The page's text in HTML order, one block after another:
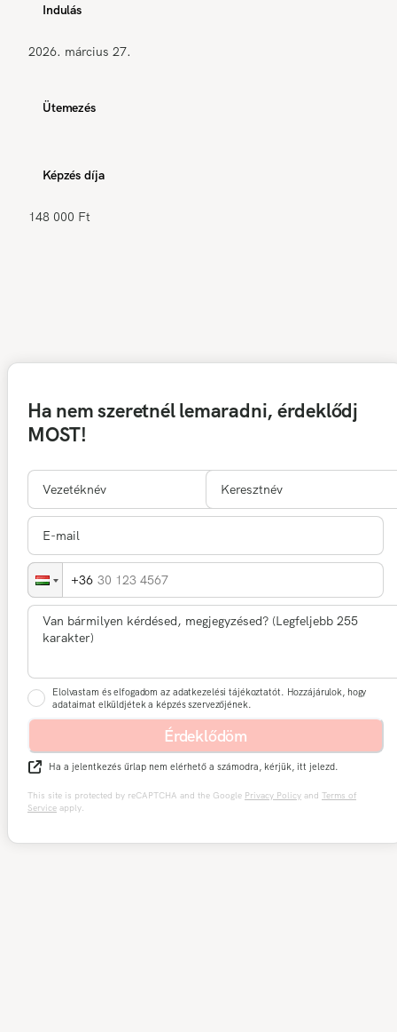
Indulás
2026. március 27.
Ütemezés
Képzés díja
148 000 Ft
Ha nem szeretnél lemaradni, érdeklődj
MOST!
30 123 4567
Elolvastam és elfogadom az adatkezelési tájékoztatót. Hozzájárulok, hogy
adataimat elküldjétek a képzés szervezőjének.
Érdeklődöm
Ha a jelentkezés űrlap nem elérhető a számodra, kérjük, itt jelezd.
This site is protected by reCAPTCHA and the Google Privacy Policy and Terms of
Service apply.